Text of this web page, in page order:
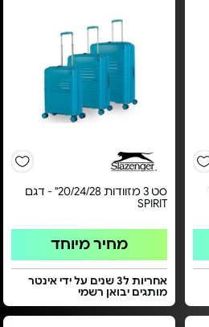
סט 3 מזוודות 20/24/28" - דגם
SPIRIT
מחיר מיוחד
אחריות ל3 שנים על ידי אינטר
מותגים יבואן רשמי